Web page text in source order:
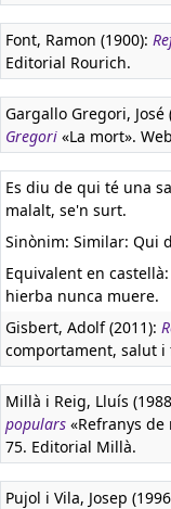
Font, Ramon (1900):
Editorial Rourich.
Gargallo Gregori, José
Gregori «La mort».
Es diu de qui té una
malalt, se'n surt.
Sinònim: Similar: Qui
Equivalent en castellà:
hierba nunca muere.
Gisbert, Adolf (2011):
comportament, salut i
Millà i Reig, Lluís
populars «Refranys
75. Editorial Millà.
Pujol i Vila, Josep